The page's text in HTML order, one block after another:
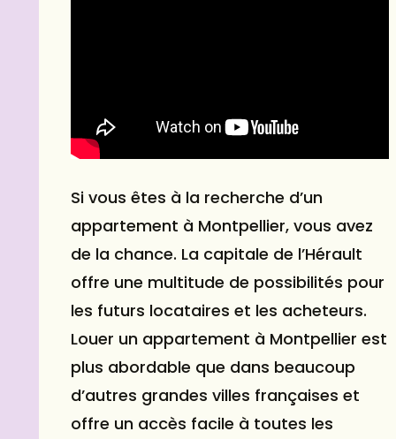
Si vous êtes à la recherche d’un
appartement à Montpellier, vous avez
de la chance. La capitale de l’Hérault
offre une multitude de possibilités pour
les futurs locataires et les acheteurs.
Louer un appartement à Montpellier est
plus abordable que dans beaucoup
d’autres grandes villes françaises et
offre un accès facile à toutes les